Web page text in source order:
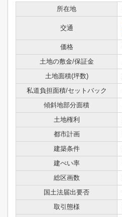
所在地
交通
価格
土地の敷金/保証金
土地面積(坪数)
私道負担面積/セットバック
傾斜地部分面積
土地権利
都市計画
建築条件
建ぺい率
総区画数
国土法届出要否
取引態様